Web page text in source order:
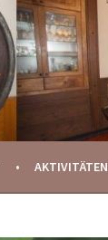
AKTIVITÄTEN